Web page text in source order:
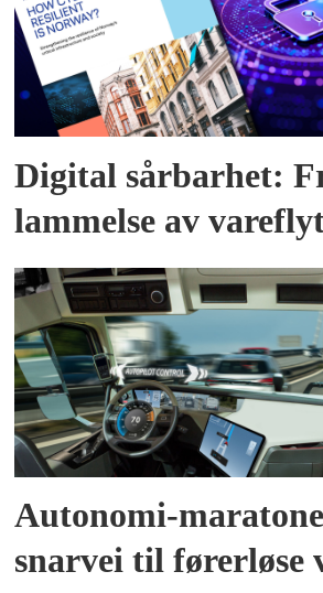
Digital sårbarhet:
lammelse av
Autonomi-
snarvei til førerløse